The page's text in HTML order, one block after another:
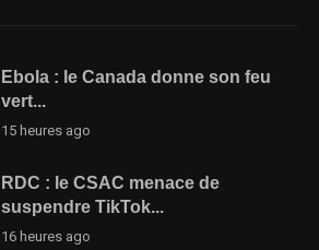
Ebola : le Canada donne son feu
vert...
15 heures ago
RDC : le CSAC menace de
suspendre TikTok...
16 heures ago